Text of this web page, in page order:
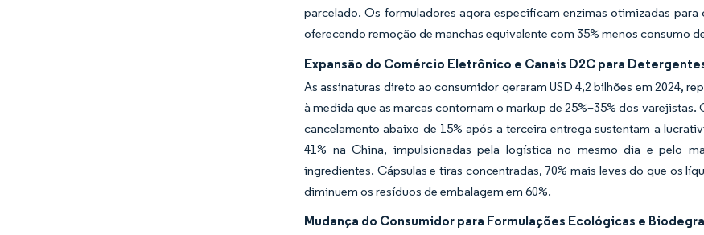
parcelado. Os formuladores agora especificam enzimas otimizadas
oferecendo remoção de manchas equivalente com 35% menos consumo
Expansão do Comércio Eletrônico e Canais D2C para
As assinaturas direto ao consumidor geraram USD 4,2 bilhões em 2024,
à medida que as marcas contornam o markup de 25%–35% dos
cancelamento abaixo de 15% após a terceira entrega sustentam a
41% na China, impulsionadas pela logística no mesmo dia e pelo
ingredientes. Cápsulas e tiras concentradas, 70% mais leves do que os
diminuem os resíduos de embalagem em 60%.
Mudança do Consumidor para Formulações Ecológicas e